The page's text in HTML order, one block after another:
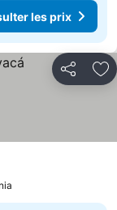
les prix
Partager